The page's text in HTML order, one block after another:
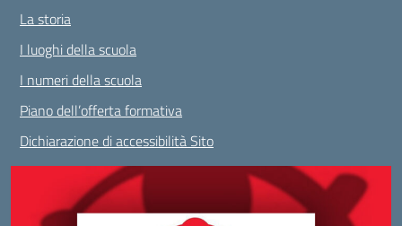
La storia
I luoghi della scuola
I numeri della scuola
Piano dell’offerta formativa
Dichiarazione di accessibilità Sito